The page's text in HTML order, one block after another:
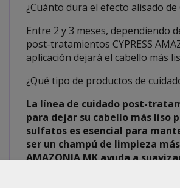
¿Cuánto dura el efecto alisado de
Entre 2 y 3 meses, dependiendo
post-tratamientos CYPRESS
aplicación dejará el cabello más
¿Qué tipo de productos de
La línea de cuidado post-
para dejar su cabello más liso
sulfatos es esencial para
ser un champú de limpieza
AMAZONIA MK ayuda a
de avena y quinoa hidratan y